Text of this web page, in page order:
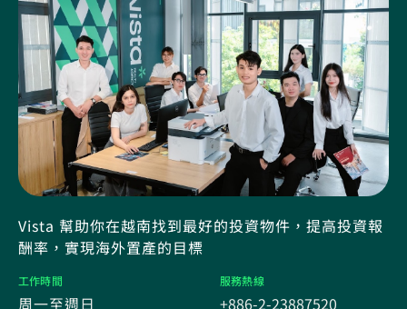
Vista 幫助你在越南找到最好的投資物件，提高投資報
酬率，實現海外置產的目標
工作時間
周一至週日
服務熱線
+886-2-23887520